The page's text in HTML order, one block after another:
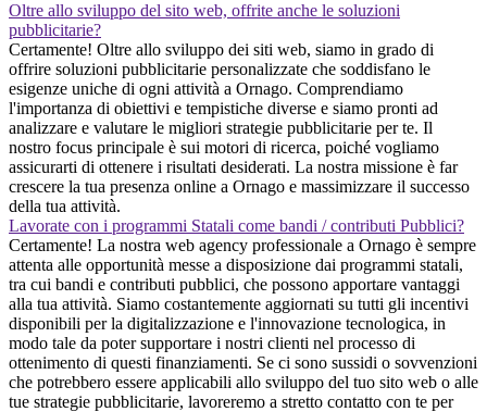
Oltre allo sviluppo del sito web, offrite anche le soluzioni
pubblicitarie?
Certamente! Oltre allo sviluppo dei siti web, siamo in grado di
offrire soluzioni pubblicitarie personalizzate che soddisfano le
esigenze uniche di ogni attività a Ornago. Comprendiamo
l'importanza di obiettivi e tempistiche diverse e siamo pronti ad
analizzare e valutare le migliori strategie pubblicitarie per te. Il
nostro focus principale è sui motori di ricerca, poiché vogliamo
assicurarti di ottenere i risultati desiderati. La nostra missione è far
crescere la tua presenza online a Ornago e massimizzare il successo
della tua attività.
Lavorate con i programmi Statali come bandi / contributi Pubblici?
Certamente! La nostra web agency professionale a Ornago è sempre
attenta alle opportunità messe a disposizione dai programmi statali,
tra cui bandi e contributi pubblici, che possono apportare vantaggi
alla tua attività. Siamo costantemente aggiornati su tutti gli incentivi
disponibili per la digitalizzazione e l'innovazione tecnologica, in
modo tale da poter supportare i nostri clienti nel processo di
ottenimento di questi finanziamenti. Se ci sono sussidi o sovvenzioni
che potrebbero essere applicabili allo sviluppo del tuo sito web o alle
tue strategie pubblicitarie, lavoreremo a stretto contatto con te per